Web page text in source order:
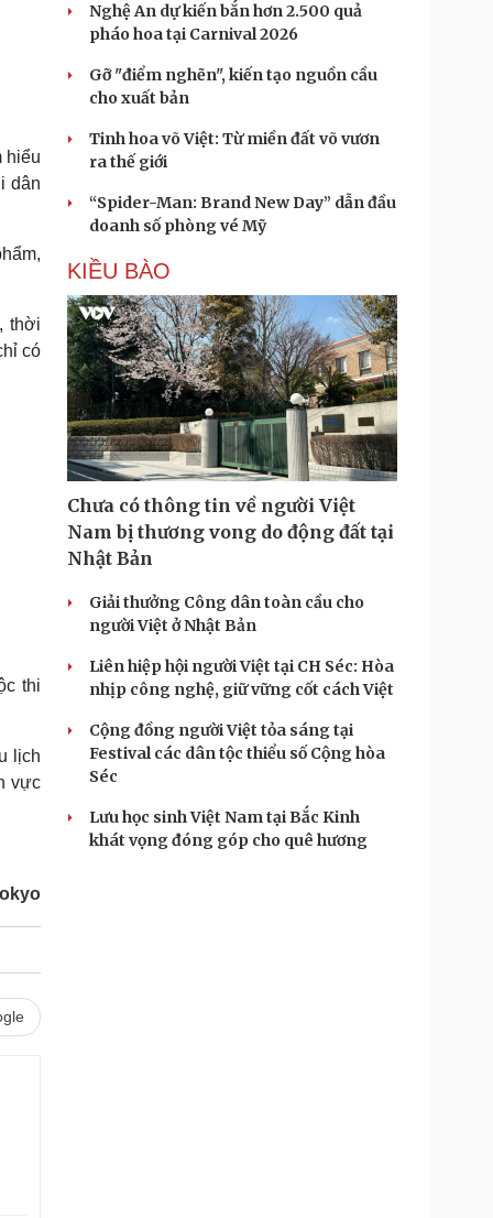
hiểu
dân
thời
có
thi
lịch
vực
Nghệ An dự kiến bắn hơn 2.500 quả
pháo hoa tại Carnival 2026
Gỡ "điểm nghẽn", kiến tạo nguồn cầu
cho xuất bản
Tinh hoa võ Việt: Từ miền đất võ vươn
ra thế giới
“Spider-Man: Brand New Day” dẫn đầu
doanh số phòng vé Mỹ
KIỀU BÀO
Chưa có thông tin về người Việt
Nam bị thương vong do động đất tại
Nhật Bản
Giải thưởng Công dân toàn cầu cho
người Việt ở Nhật Bản
Liên hiệp hội người Việt tại CH Séc: Hòa
nhịp công nghệ, giữ vững cốt cách Việt
Cộng đồng người Việt tỏa sáng tại
Festival các dân tộc thiểu số Cộng hòa
Séc
Lưu học sinh Việt Nam tại Bắc Kinh
khát vọng đóng góp cho quê hương